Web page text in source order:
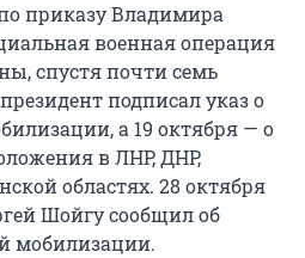
приказу Владимира
военная операция
спустя почти семь
подписал указ о
а 19 октября — о
в ЛНР, ДНР,
областях. 28 октября
Шойгу сообщил об
мобилизации.